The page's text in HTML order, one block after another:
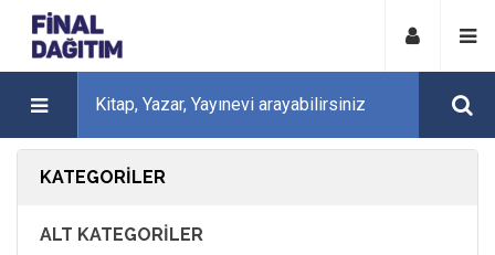
KATEGORILER
ALT KATEGORILER